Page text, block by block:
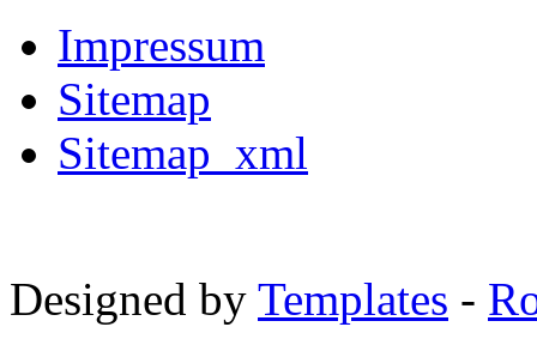
Impressum
Sitemap
Sitemap_xml
Designed by Templates -